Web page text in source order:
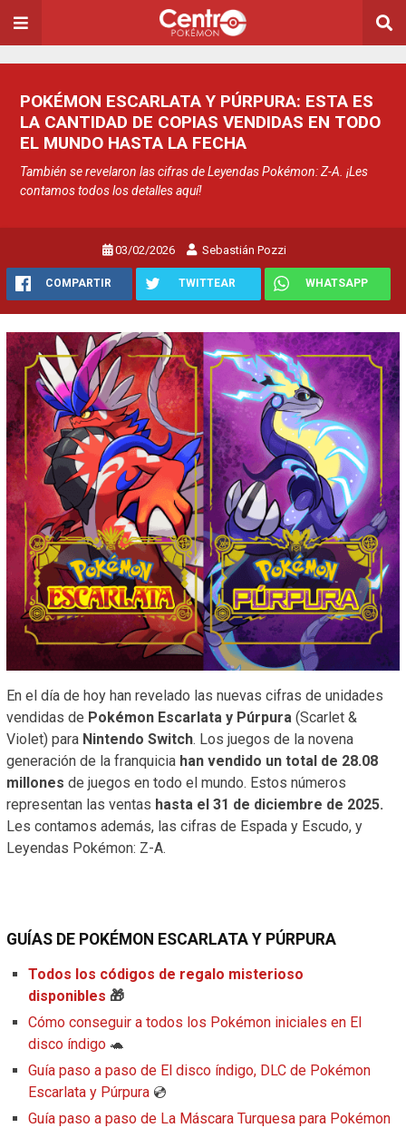
POKÉMON ESCARLATA Y PÚRPURA: ESTA ES
LA CANTIDAD DE COPIAS VENDIDAS EN TODO
EL MUNDO HASTA LA FECHA
También se revelaron las cifras de Leyendas Pokémon: Z-A. ¡Les
contamos todos los detalles aquí!
03/02/2026 Sebastián Pozzi
COMPARTIR TWITTEAR WHATSAPP
En el día de hoy han revelado las nuevas cifras de unidades
vendidas de Pokémon Escarlata y Púrpura (Scarlet &
Violet) para Nintendo Switch. Los juegos de la novena
generación de la franquicia han vendido un total de 28.08
millones de juegos en todo el mundo. Estos números
representan las ventas hasta el 31 de diciembre de 2025.
Les contamos además, las cifras de Espada y Escudo, y
Leyendas Pokémon: Z-A.
GUÍAS DE POKÉMON ESCARLATA Y PÚRPURA
Todos los códigos de regalo misterioso
disponibles 🎁
Cómo conseguir a todos los Pokémon iniciales en El
disco índigo 🐢
Guía paso a paso de El disco índigo, DLC de Pokémon
Escarlata y Púrpura 💿
Guía paso a paso de La Máscara Turquesa para Pokémon